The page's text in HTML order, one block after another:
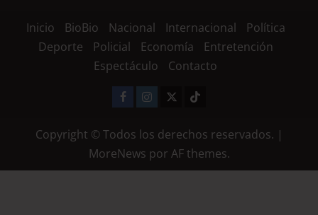
Inicio BioBio Nacional Internacional
Política
Deporte
Policial Economía
Entretención
Espectáculo
Contacto
Copyright © Todos los derechos reservados. |
MoreNews por AF themes.